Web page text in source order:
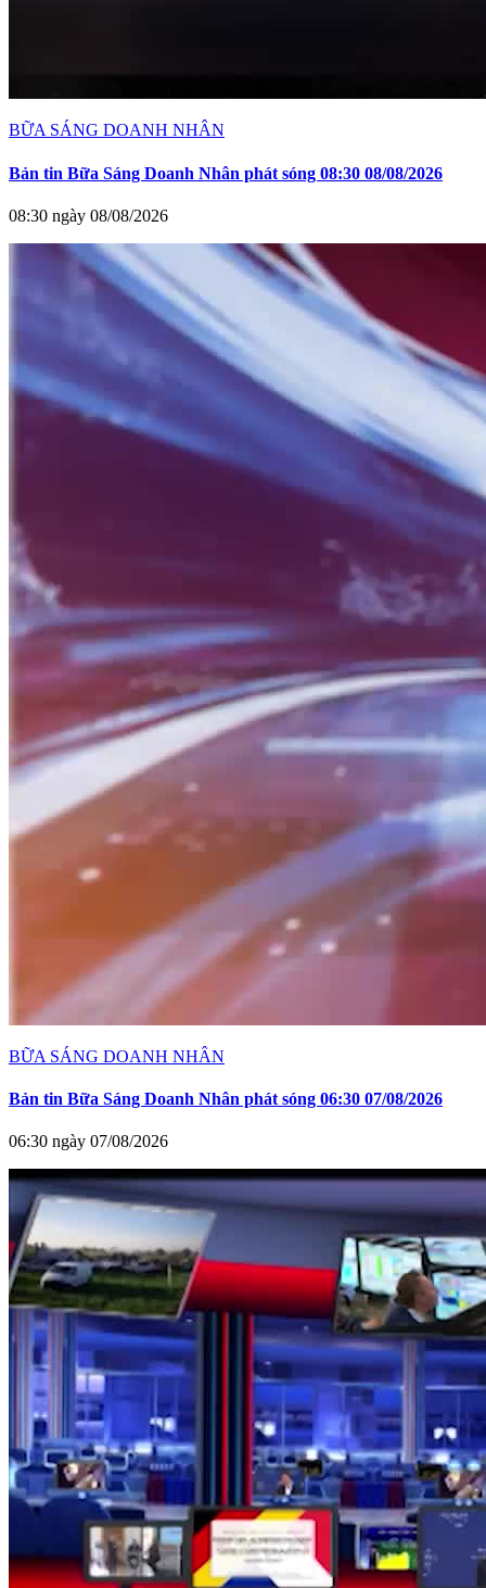
BỮA SÁNG DOANH NHÂN
Bản tin Bữa Sáng Doanh Nhân phát sóng 08:30 08/08/2026
08:30 ngày 08/08/2026
BỮA SÁNG DOANH NHÂN
Bản tin Bữa Sáng Doanh Nhân phát sóng 06:30 07/08/2026
06:30 ngày 07/08/2026